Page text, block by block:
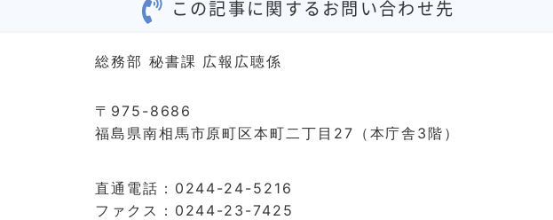
この記事に関するお問い合わせ先
総務部 秘書課 広報広聴係
〒975-8686
福島県南相馬市原町区本町二丁目27（本庁舎3階）
直通電話：0244-24-5216
ファクス：0244-23-7425